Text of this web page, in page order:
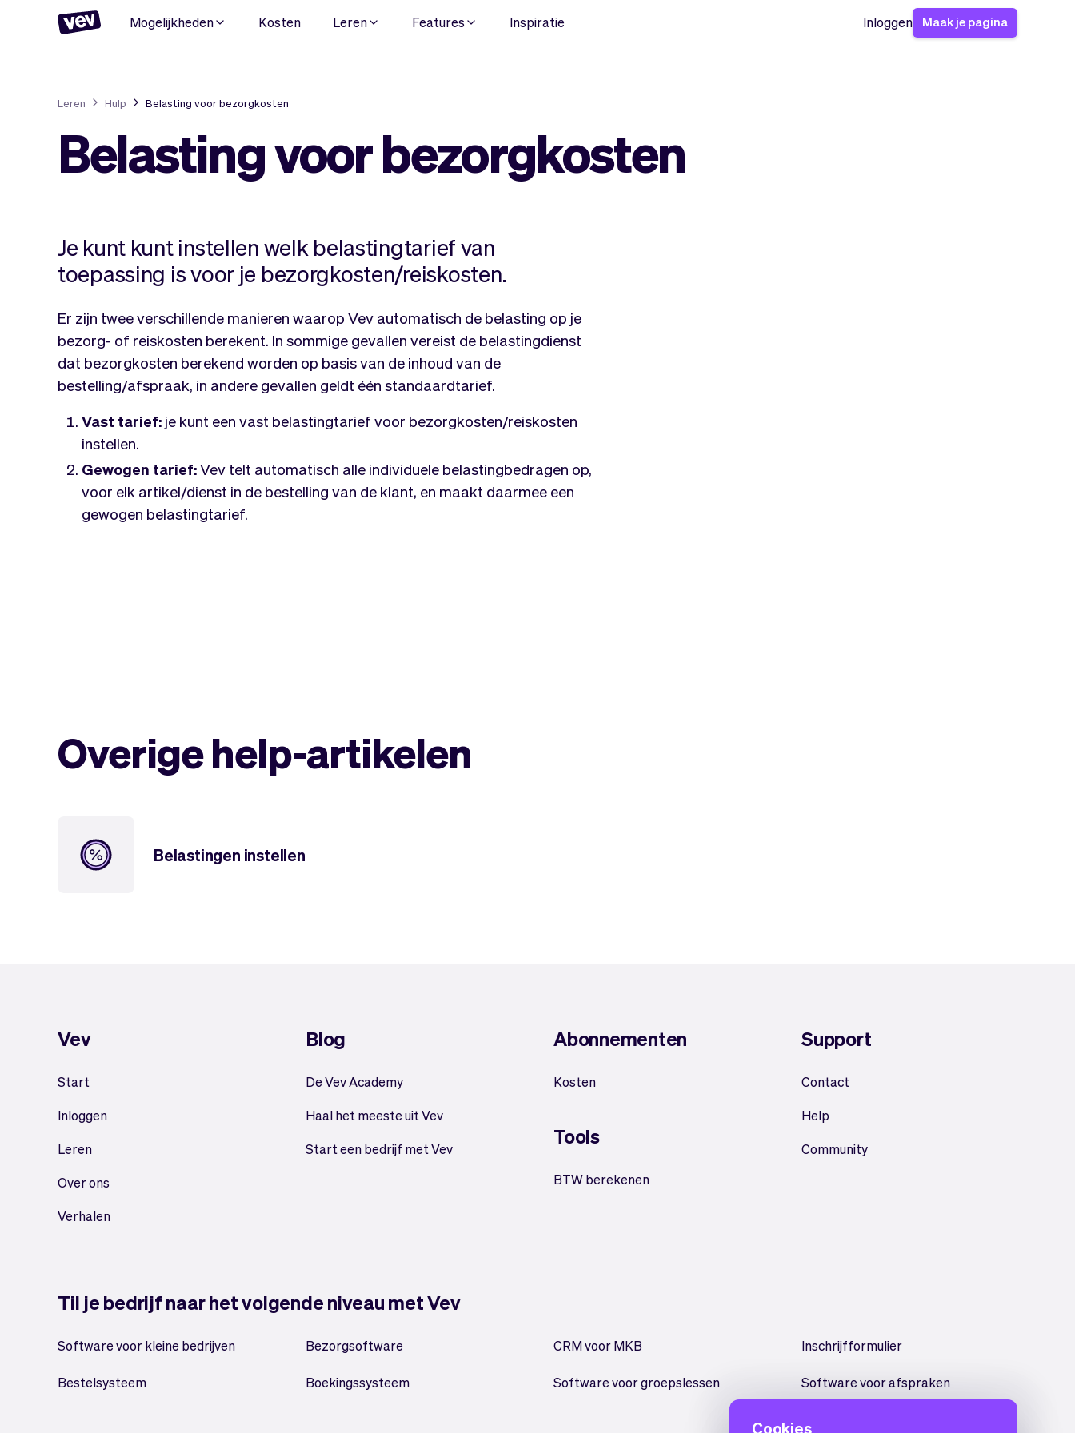
Mogelijkheden Kosten Leren Features Inspiratie Inloggen Maak je pagina
Leren Hulp Belasting voor bezorgkosten
Belasting voor bezorgkosten
Je kunt kunt instellen welk belastingtarief van
toepassing is voor je bezorgkosten/reiskosten.
Er zijn twee verschillende manieren waarop Vev automatisch de belasting op je
bezorg- of reiskosten berekent. In sommige gevallen vereist de belastingdienst
dat bezorgkosten berekend worden op basis van de inhoud van de
bestelling/afspraak, in andere gevallen geldt één standaardtarief.
Vast tarief: je kunt een vast belastingtarief voor bezorgkosten/reiskosten
instellen.
Gewogen tarief:Vev telt automatisch alle individuele belastingbedragen op,
voor elk artikel/dienst in de bestelling van de klant, en maakt daarmee een
gewogen belastingtarief.
Overige help-artikelen
Belastingen instellen
Vev
Start
Inloggen
Leren
Over ons
Verhalen
Blog
De Vev Academy
Haal het meeste uit Vev
Start een bedrijf met Vev
Abonnementen
Kosten
Tools
BTW berekenen
Support
Contact
Help
Community
Til je bedrijf naar het volgende niveau met Vev
Software voor kleine bedrijven Bezorgsoftware CRM voor MKB Inschrijfformulier
Bestelsysteem Boekingssysteem Software voor groepslessen Software voor afspraken
Cookies